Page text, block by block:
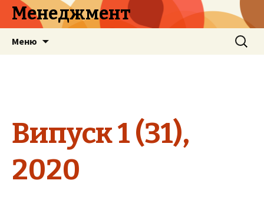
Менеджмент
Меню Найти:
Випуск1(31),
2020